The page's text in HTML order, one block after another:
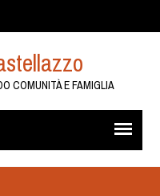
COMUNITÀ E FAMIGLIA